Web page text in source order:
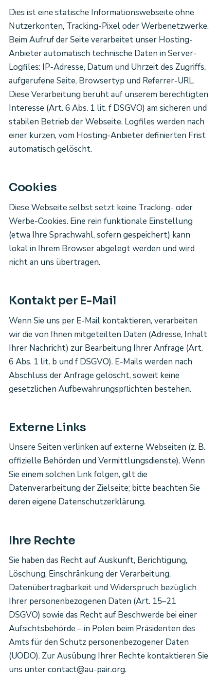
Dies ist eine statische Informationswebseite ohne
Nutzerkonten, Tracking-Pixel oder Werbenetzwerke.
Beim Aufruf der Seite verarbeitet unser Hosting-
Anbieter automatisch technische Daten in Server-
Logfiles: IP-Adresse, Datum und Uhrzeit des Zugriffs,
aufgerufene Seite, Browsertyp und Referrer-URL.
Diese Verarbeitung beruht auf unserem berechtigten
Interesse (Art. 6 Abs. 1 lit. f DSGVO) am sicheren und
stabilen Betrieb der Webseite. Logfiles werden nach
einer kurzen, vom Hosting-Anbieter definierten Frist
automatisch gelöscht.
Cookies
Diese Webseite selbst setzt keine Tracking- oder
Werbe-Cookies. Eine rein funktionale Einstellung
(etwa Ihre Sprachwahl, sofern gespeichert) kann
lokal in Ihrem Browser abgelegt werden und wird
nicht an uns übertragen.
Kontakt per E-Mail
Wenn Sie uns per E-Mail kontaktieren, verarbeiten
wir die von Ihnen mitgeteilten Daten (Adresse, Inhalt
Ihrer Nachricht) zur Bearbeitung Ihrer Anfrage (Art.
6 Abs. 1 lit. b und f DSGVO). E-Mails werden nach
Abschluss der Anfrage gelöscht, soweit keine
gesetzlichen Aufbewahrungspflichten bestehen.
Externe Links
Unsere Seiten verlinken auf externe Webseiten (z. B.
offizielle Behörden und Vermittlungsdienste). Wenn
Sie einem solchen Link folgen, gilt die
Datenverarbeitung der Zielseite; bitte beachten Sie
deren eigene Datenschutzerklärung.
Ihre Rechte
Sie haben das Recht auf Auskunft, Berichtigung,
Löschung, Einschränkung der Verarbeitung,
Datenübertragbarkeit und Widerspruch bezüglich
Ihrer personenbezogenen Daten (Art. 15–21
DSGVO) sowie das Recht auf Beschwerde bei einer
Aufsichtsbehörde – in Polen beim Präsidenten des
Amts für den Schutz personenbezogener Daten
(UODO). Zur Ausübung Ihrer Rechte kontaktieren Sie
uns unter contact@au-pair.org.